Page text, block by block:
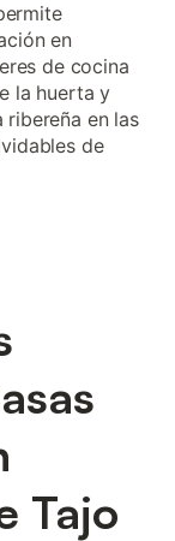
en
de cocina
la huerta y
ribereña en las
de
Tajo